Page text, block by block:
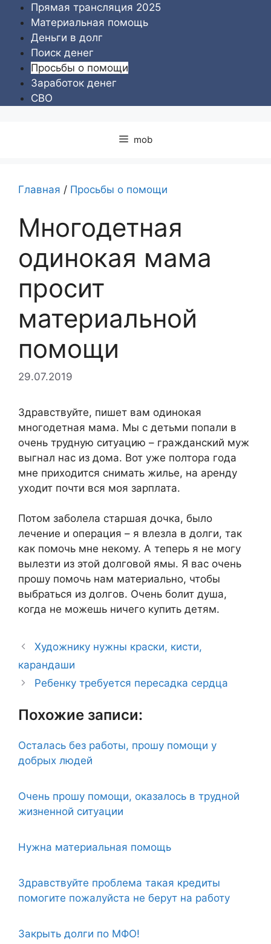
Перейти
содержимому
Прямая трансляция 2025
Материальная помощь
Деньги в долг
Поиск денег
Просьбы о помощи
Заработок денег
СВО
mob
Главная / Просьбы о помощи
Многодетная
одинокая мама
просит
материальной
помощи
29.07.2019
Здравствуйте, пишет вам одинокая
многодетная мама. Мы с детьми попали в
очень трудную ситуацию – гражданский муж
выгнал нас из дома. Вот уже полтора года
мне приходится снимать жилье, на аренду
уходит почти вся моя зарплата.
Потом заболела старшая дочка, было
лечение и операция – я влезла в долги, так
как помочь мне некому. А теперь я не могу
вылезти из этой долговой ямы. Я вас очень
прошу помочь нам материально, чтобы
выбраться из долгов. Очень болит душа,
когда не можешь ничего купить детям.
Художнику нужны краски, кисти,
карандаши
Ребенку требуется пересадка сердца
Похожие записи:
Осталась без работы, прошу помощи у
добрых людей
Очень прошу помощи, оказалось в трудной
жизненной ситуации
Нужна материальная помощь
Здравствуйте проблема такая кредиты
помогите пожалуйста не берут на работу
Закрыть долги по МФО!